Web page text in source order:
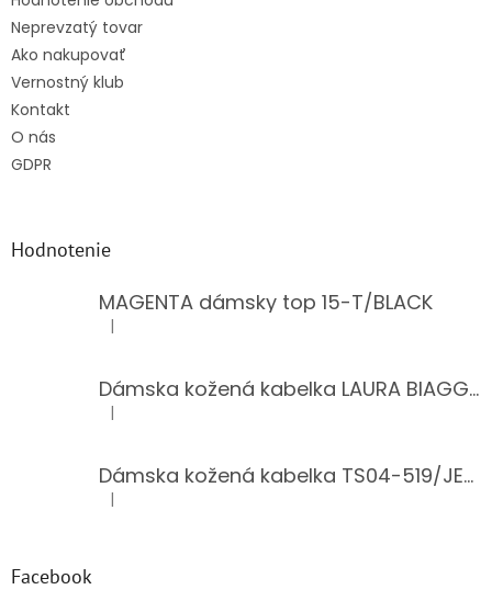
Neprevzatý tovar
Ako nakupovať
Vernostný klub
Kontakt
O nás
GDPR
Hodnotenie
MAGENTA dámsky top 15-T/BLACK
Hodnotenie produktu je 5 z 5 hviezdičiek.
|
Dámska kožená kabelka LAURA BIAGGI 944-PINK
Hodnotenie produktu je 5 z 5 hviezdičiek.
|
Dámska kožená kabelka TS04-519/JEANS BLUE
Hodnotenie produktu je 5 z 5 hviezdičiek.
|
Facebook